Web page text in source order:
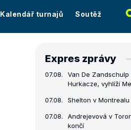
Kalendář turnajů Soutěž
Expres zprávy
07.08.
Van De Zandschulp
Hurkacze, vyhlíží
07.08. Shelton v
07.08.
Andrejevová v
končí